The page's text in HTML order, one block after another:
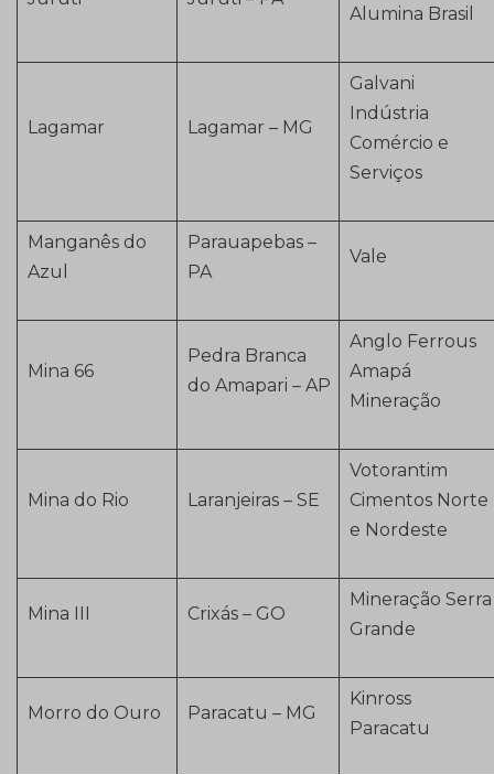
Alumina Brasil
Lagamar Lagamar – MG
Galvani
Indústria
Comércio e
Serviços
Manganês do
Azul
Parauapebas –
PA
Vale
Mina 66
Pedra Branca
do Amapari – AP
Anglo Ferrous
Amapá
Mineração
Mina do Rio Laranjeiras – SE
Votorantim
Cimentos Norte
e Nordeste
Mina III Crixás – GO
Mineração Serra
Grande
Morro do Ouro Paracatu – MG
Kinross
Paracatu